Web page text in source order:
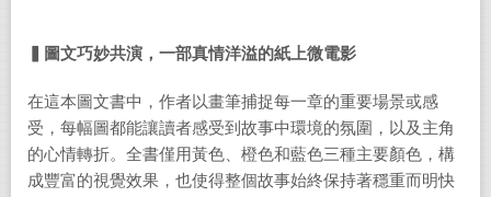
▍圖文巧妙共演，一部真情洋溢的紙上微電影
在這本圖文書中，作者以畫筆捕捉每一章的重要場景或感
受，每幅圖都能讓讀者感受到故事中環境的氛圍，以及主角
的心情轉折。全書僅用黃色、橙色和藍色三種主要顏色，構
成豐富的視覺效果，也使得整個故事始終保持著穩重而明快